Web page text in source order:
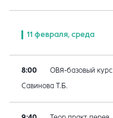
11 февраля, среда
8:00 ОВЯ-базовый курс
Савинова Т.Б.